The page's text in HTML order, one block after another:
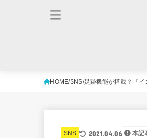
HOME SNS 足跡機能が搭載？『イ
SNS 2021.04.06 本記